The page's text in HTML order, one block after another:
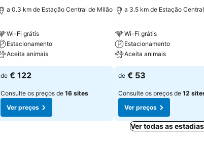
a 0.3 km de Estação Central de Milão
Wi-Fi grátis
Estacionamento
Aceita animais
de € 122
Consulte os preços de 16 sites
Ver preços
a 3.5 km de Estação
Wi-Fi grátis
Estacionamento
Aceita animais
de € 53
Consulte os preços de 12
Ver preços
Ver todas as